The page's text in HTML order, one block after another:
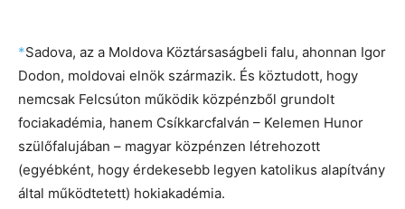
*Sadova, az a Moldova Köztársaságbeli falu, ahonnan Igor
Dodon, moldovai elnök származik. És köztudott, hogy
nemcsak Felcsúton működik közpénzből grundolt
fociakadémia, hanem Csíkkarcfalván – Kelemen Hunor
szülőfalujában – magyar közpénzen létrehozott
(egyébként, hogy érdekesebb legyen katolikus alapítvány
által működtetett) hokiakadémia.